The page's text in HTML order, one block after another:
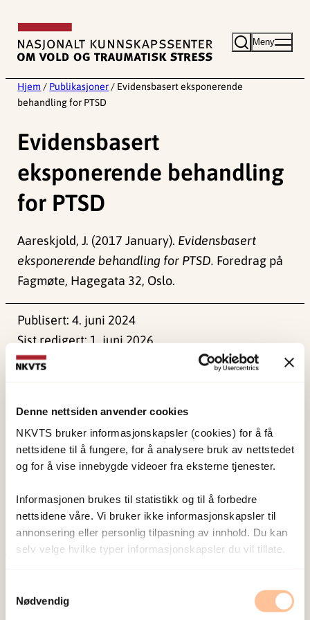
Denne nettsiden anvender cookies
NKVTS bruker informasjonskapsler (cookies) for å få
nettsidene til å fungere, for å analysere bruk av nettstedet
og for å vise innebygde videoer fra eksterne tjenester.
Informasjonen brukes til statistikk og til å forbedre
nettsidene våre. Vi bruker ikke informasjonskapsler til
annonsering eller personlig tilpasning av innhold. Du kan
selv velge hvilke typer informasjonskapsler du vil tillate.
Nødvendig
innhold
Meny
Hjem / Publikasjoner / Evidensbasert eksponerende
behandling for PTSD
Evidensbasert
eksponerende behandling
for PTSD
Aareskjold, J. (2017 January). Evidensbasert
eksponerende behandling for PTSD. Foredrag på
Fagmøte, Hagegata 32, Oslo.
Publisert:4. juni 2024
Sist redigert:1. juni 2026
NKVTS utvikler og sprer kunnskap og kompetanse
om vold og traumatisk stress. Formålet er å bidra
sosiale konsekvensene som vold og traumatisk
stress kan medføre.
Ledige stillinger